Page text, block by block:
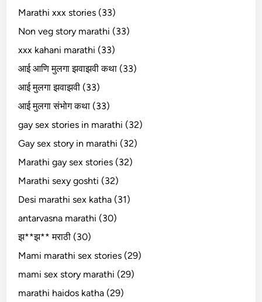
Marathi xxx stories (33)
Non veg story marathi (33)
xxx kahani marathi (33)
आई आणि मुलगा झवाझवी कथा (33)
आई मुलगा झवाझवी (33)
आई मुलगा संभोग कथा (33)
gay sex stories in marathi (32)
Gay sex story in marathi (32)
Marathi gay sex stories (32)
Marathi sexy goshti (32)
Desi marathi sex katha (31)
antarvasna marathi (30)
झ**झ** मराठी (30)
Mami marathi sex stories (29)
mami sex story marathi (29)
marathi haidos katha (29)